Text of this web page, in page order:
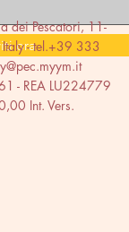
ora
dei Pescatori,11-
- tel.+39 333
- REA LU224779
Int. Vers.